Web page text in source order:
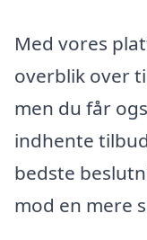
Med vores
overblik over
men du får
indhente
bedste
mod en mere